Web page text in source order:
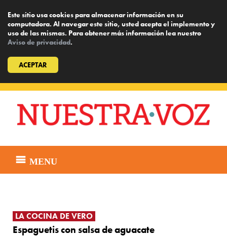
Este sitio usa cookies para almacenar información en su
computadora. Al navegar este sitio, usted acepta el implemento y
uso de las mismas. Para obtener más información lea nuestro
Aviso de privacidad.
ACEPTAR
content
MENU
LA COCINA DE VERO
Espaguetis con salsa de aguacate